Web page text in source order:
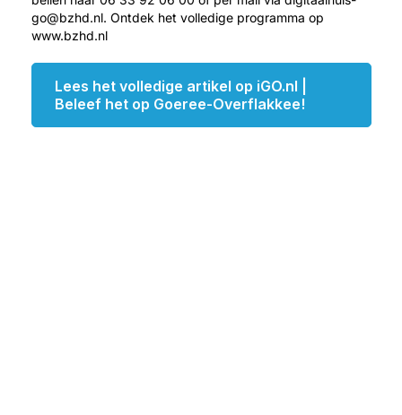
go@bzhd.nl. Ontdek het volledige programma op
www.bzhd.nl
Lees het volledige artikel op iGO.nl |
Beleef het op Goeree-Overflakkee!